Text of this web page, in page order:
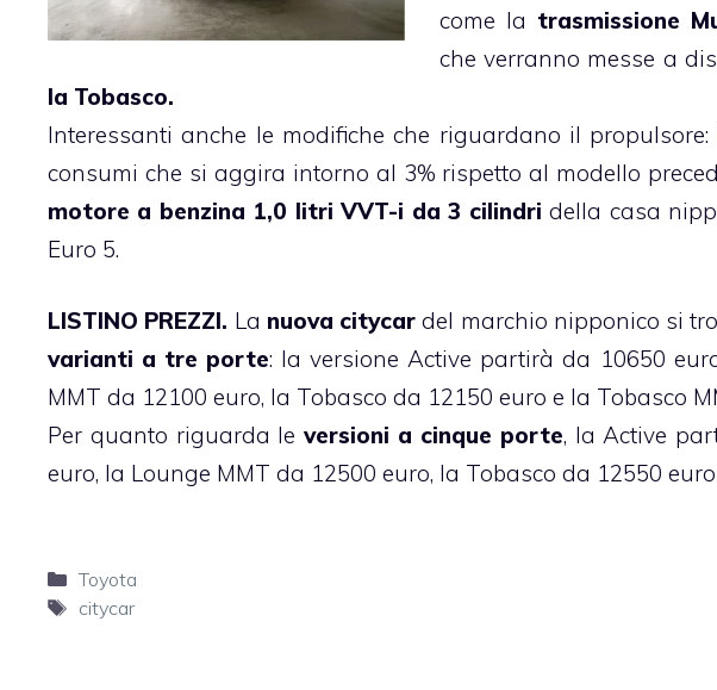
come la trasmissione
che verranno messe a
la Tobasco.
Interessanti anche le modifiche che riguardano il
consumi che si aggira intorno al 3% rispetto al modello
motore a benzina 1,0 litri VVT-i da 3 cilindri della casa
Euro 5.
LISTINO PREZZI. La nuova citycar del marchio nipponico si
varianti a tre porte: la versione Active partirà da 10650
MMT da 12100 euro, la Tobasco da 12150 euro e la Tobasco
Per quanto riguarda leversioni a cinque porte, la Active
euro, la Lounge MMT da 12500 euro, la Tobasco da 12550
Categorie
Toyota
Tag
citycar